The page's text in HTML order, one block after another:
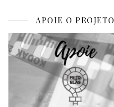
APOIE O PROJETO